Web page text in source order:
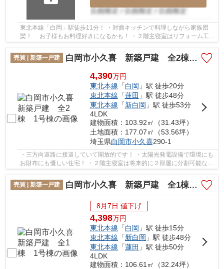
東北本線「白岡」駅徒歩11分！ ・対面キッチンで料理しながら家族団
欒！ お子様もお料理好きになるかも！ ・２階主寝室はリフォーム工事
売買 | 新築一戸建
白岡市小久喜 新築戸建 全2棟 1号棟
4,390万円
東北本線 「白岡 」駅 徒歩20分
東北本線 「蓮田 」駅 徒歩48分
東北本線 「新白岡 」駅 徒歩53分
4LDK
建物面積：103.92㎡（31.43坪）
土地面積：177.07㎡（53.56坪）
埼玉県白岡市小久喜290-1
・三方向道路に接道していて開放的です！ ・太陽光発電設備で環境にも
お財布にも優しい住宅！ ・２階主寝室は将来的に２部屋に分割可能な間
取り！ 分割後も２階全室からバルコニーへ...
売買 | 新築一戸建
白岡市小久喜 新築戸建 全1棟 1号棟
8月7日 値下げ
4,398万円
東北本線 「白岡 」駅 徒歩15分
東北本線 「新白岡 」駅 徒歩48分
東北本線 「蓮田 」駅 徒歩50分
4LDK
建物面積：106.61㎡（32.24坪）